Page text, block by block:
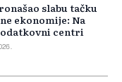
slabu tačku
ekonomije: Na
centri